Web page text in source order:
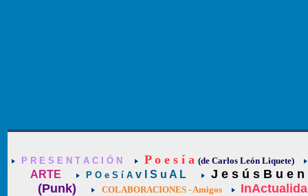
P R E S E N T A C I Ó N P o e s í a (de Carlos León Liquete)
ARTE P O e S í A v I S u A L
J e s ú s B u e n
(Punk)
COLABORACIONES - Amigos